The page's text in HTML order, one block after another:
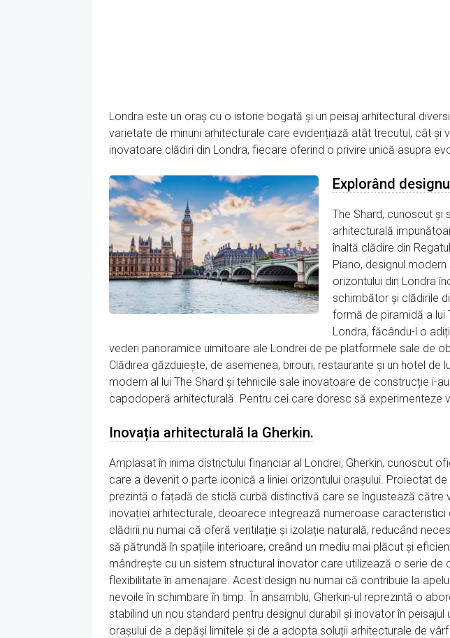
Londra este un oraș cu o istorie bogată și un peisaj arhitectural
varietate de minuni arhitecturale care evidențiază atât trecutul, cât
inovatoare clădiri din Londra, fiecare oferind o privire unică asupra
Explorând
The Shard, cunoscut și
arhitecturală
înaltă clădire din
Piano, designul
orizontului din Londra
schimbător și clădirile
formă de piramidă a lui
Londra, făcându-l o
vederi panoramice uimitoare ale Londrei de pe platformele sale de
Clădirea găzduiește, de asemenea, birouri, restaurante și un hotel
modern al lui The Shard și tehnicile sale inovatoare de construcție i-
capodoperă arhitecturală. Pentru cei care doresc să experimenteze
Inovația arhitecturală la Gherkin.
Amplasat în inima districtului financiar al Londrei, Gherkin, cunoscut
care a devenit o parte iconică a liniei orizontului orașului. Proiectat
prezintă o fațadă de sticlă curbă distinctivă care se îngustează către
inovației arhitecturale, deoarece integrează numeroase
clădirii nu numai că oferă ventilație și izolație naturală, reducând
să pătrundă în spațiile interioare, creând un mediu mai plăcut și
mândrește cu un sistem structural inovator care utilizează o serie
flexibilitate în amenajare. Acest design nu numai că contribuie la
nevoile în schimbare în timp. În ansamblu, Gherkin-ul reprezintă o
stabilind un nou standard pentru designul durabil și inovator în
orașului de a depăși limitele și de a adopta soluții arhitecturale de